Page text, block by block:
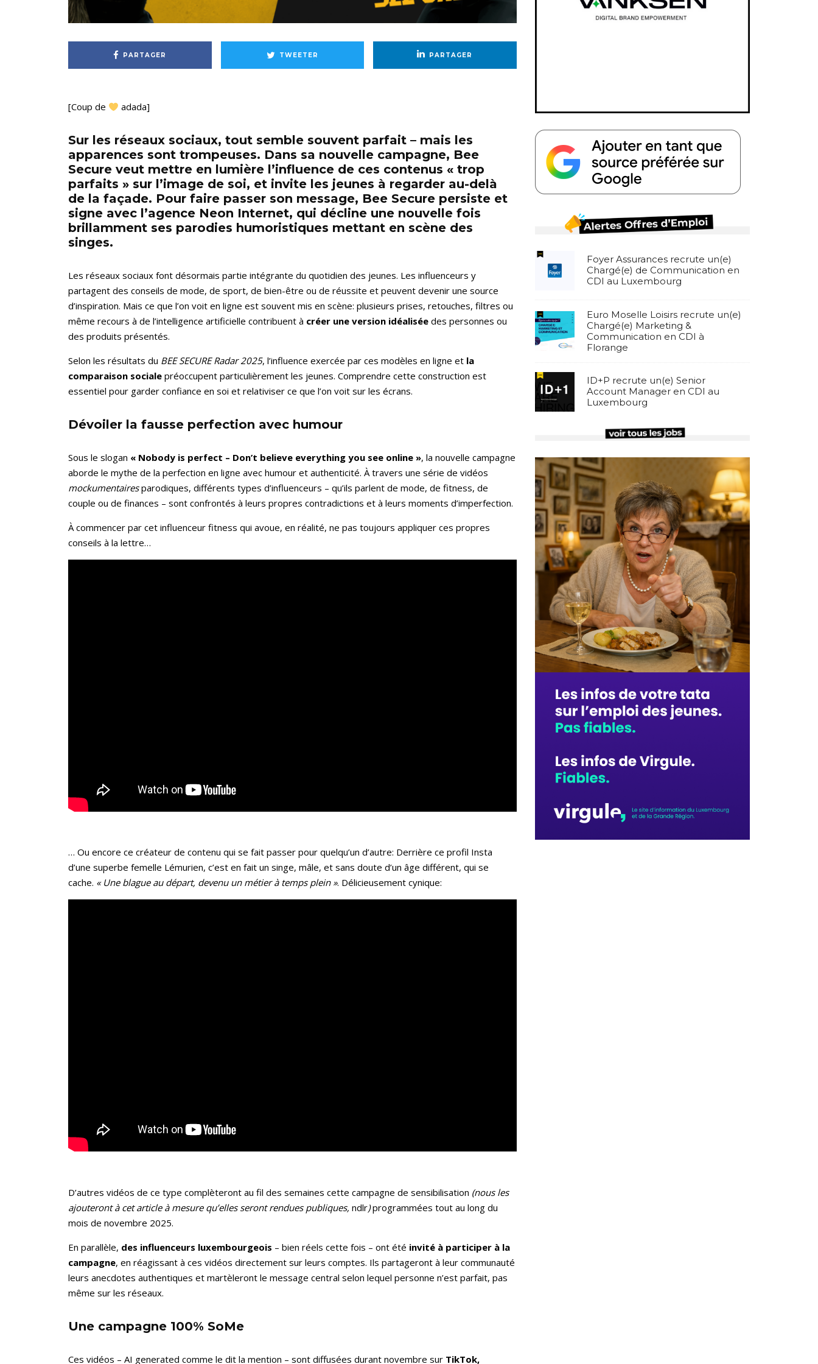
PARTAGER TWEETER PARTAGER
[Coup de adada]
Sur les réseaux sociaux, tout semble souvent parfait – mais les
apparences sont trompeuses. Dans sa nouvelle campagne, Bee
Secure veut mettre en lumière l’influence de ces contenus « trop
parfaits » sur l’image de soi, et invite les jeunes à regarder au-delà
de la façade. Pour faire passer son message, Bee Secure persiste et
signe avec l’agence Neon Internet, qui décline une nouvelle fois
brillamment ses parodies humoristiques mettant en scène des
singes.
Les réseaux sociaux font désormais partie intégrante du quotidien des jeunes. Les influenceurs y
partagent des conseils de mode, de sport, de bien-être ou de réussite et peuvent devenir une source
d’inspiration. Mais ce que l’on voit en ligne est souvent mis en scène: plusieurs prises, retouches, filtres ou
même recours à de l’intelligence artificielle contribuent à créer une version idéalisée des personnes ou
des produits présentés.
Selon les résultats du BEE SECURE Radar 2025, l’influence exercée par ces modèles en ligne et la
comparaison sociale préoccupent particulièrement les jeunes. Comprendre cette construction est
essentiel pour garder confiance en soi et relativiser ce que l’on voit sur les écrans.
Dévoiler la fausse perfection avec humour
Sous le slogan « Nobody is perfect – Don’t believe everything you see online », la nouvelle campagne
aborde le mythe de la perfection en ligne avec humour et authenticité. À travers une série de vidéos
mockumentairesparodiques, différents types d’influenceurs – qu’ils parlent de mode, de fitness, de
couple ou de finances – sont confrontés à leurs propres contradictions et à leurs moments d’imperfection.
À commencer par cet influenceur fitness qui avoue, en réalité, ne pas toujours appliquer ces propres
conseils à la lettre…
… Ou encore ce créateur de contenu qui se fait passer pour quelqu’un d’autre: Derrière ce profil Insta
d’une superbe femelle Lémurien, c’est en fait un singe, mâle, et sans doute d’un âge différent, qui se
cache. « Une blague au départ, devenu un métier à temps plein ». Délicieusement cynique:
D’autres vidéos de ce type complèteront au fil des semaines cette campagne de sensibilisation (nous les
ajouteront à cet article à mesure qu’elles seront rendues publiques, ndlr)programmées tout au long du
mois de novembre 2025.
En parallèle, des influenceurs luxembourgeois – bien réels cette fois – ont été invité à participer à la
campagne, en réagissant à ces vidéos directement sur leurs comptes. Ils partageront à leur communauté
leurs anecdotes authentiques et martèleront le message central selon lequel personne n’est parfait, pas
même sur les réseaux.
Une campagne 100% SoMe
Ces vidéos – AI generated comme le dit la mention – sont diffusées durant novembre sur TikTok,
Foyer Assurances recrute un(e)
Chargé(e) de Communication en
CDI au Luxembourg
Euro Moselle Loisirs recrute un(e)
Chargé(e) Marketing &
Communication en CDI à
Florange
ID+P recrute un(e) Senior
Account Manager en CDI au
Luxembourg